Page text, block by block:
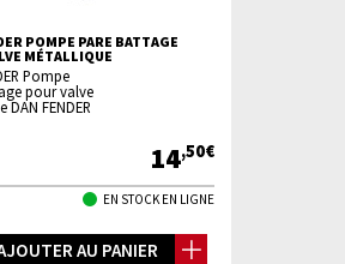
POMPE PARE BATTAGE
MÉTALLIQUE
Pompe
pour valve
FENDER
14,50€
EN STOCK EN LIGNE
AU PANIER